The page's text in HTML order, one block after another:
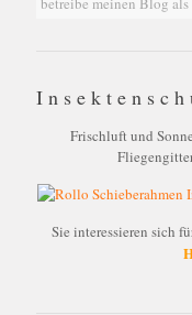
Frischluft und
Sie interessieren sich